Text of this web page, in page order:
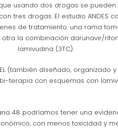
usando dos drogas se
tres drogas. El estudio ANDES
de tratamiento: una rama
la combinación darunavir/
lamivudina (3TC).
(también diseñado, organizado
terapia con esquemas con
48 podríamos tener una
con menos toxicidad y